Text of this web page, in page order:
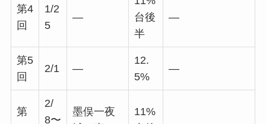
第4
回
1/2
5
—
台後
半
—
第5
回
2/1 —
12.
5%
—
第
2/
8〜
墨俣一夜
11%